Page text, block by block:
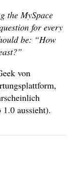
the MySpace
for every
be: “How
von
aussieht).